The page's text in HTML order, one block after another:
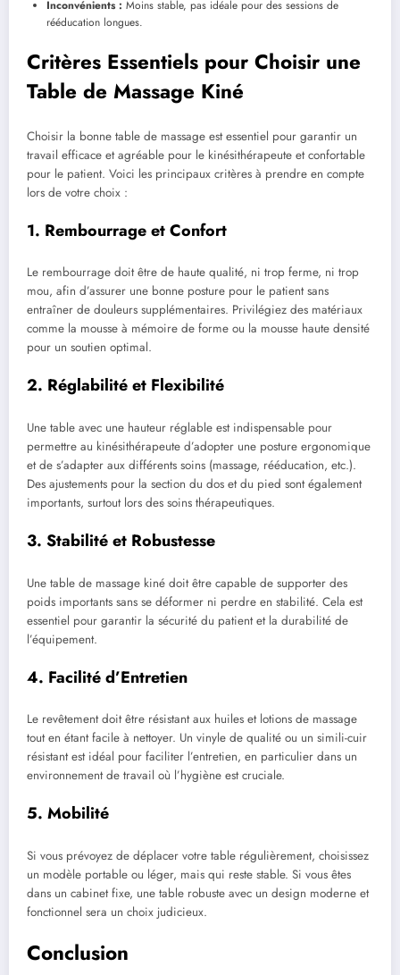
Inconvénients : Moins stable, pas idéale pour des sessions de
rééducation longues.
Critères Essentiels pour Choisir une
Table de Massage Kiné
Choisir la bonne table de massage est essentiel pour garantir un
travail efficace et agréable pour le kinésithérapeute et confortable
pour le patient. Voici les principaux critères à prendre en compte
lors de votre choix :
1. Rembourrage et Confort
Le rembourrage doit être de haute qualité, ni trop ferme, ni trop
mou, afin d’assurer une bonne posture pour le patient sans
entraîner de douleurs supplémentaires. Privilégiez des matériaux
comme la mousse à mémoire de forme ou la mousse haute densité
pour un soutien optimal.
2. Réglabilité et Flexibilité
Une table avec une hauteur réglable est indispensable pour
permettre au kinésithérapeute d’adopter une posture ergonomique
et de s’adapter aux différents soins (massage, rééducation, etc.).
Des ajustements pour la section du dos et du pied sont également
importants, surtout lors des soins thérapeutiques.
3. Stabilité et Robustesse
Une table de massage kiné doit être capable de supporter des
poids importants sans se déformer ni perdre en stabilité. Cela est
essentiel pour garantir la sécurité du patient et la durabilité de
l’équipement.
4. Facilité d’Entretien
Le revêtement doit être résistant aux huiles et lotions de massage
tout en étant facile à nettoyer. Un vinyle de qualité ou un simili-cuir
résistant est idéal pour faciliter l’entretien, en particulier dans un
environnement de travail où l’hygiène est cruciale.
5. Mobilité
Si vous prévoyez de déplacer votre table régulièrement, choisissez
un modèle portable ou léger, mais qui reste stable. Si vous êtes
dans un cabinet fixe, une table robuste avec un design moderne et
fonctionnel sera un choix judicieux.
Conclusion